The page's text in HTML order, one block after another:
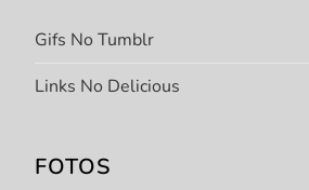
Gifs No Tumblr
Links No Delicious
FOTOS